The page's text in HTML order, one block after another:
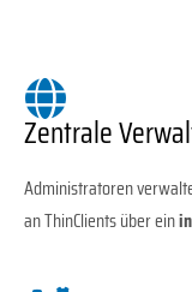
Zentrale
Administratoren
an ThinClients über ein